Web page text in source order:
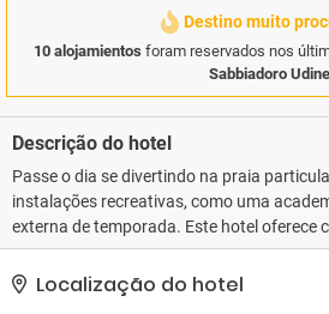
Destino muito
10 alojamientos foram reservados nos
Sabbiadoro Udine
Descrição do hotel
Passe o dia se divertindo na praia
instalações recreativas, como uma
externa de temporada. Este hotel oferece
adicionais, como Wi-Fi de cortesia e
comodidades presentes incluem serviço de
a seco, balcão de recepção 24 horas e
Localização do hotel